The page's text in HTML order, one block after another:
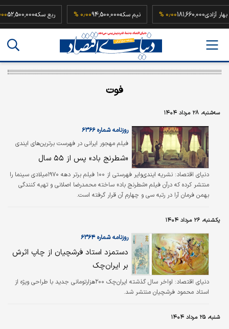
سکه بهار آزادی181,660,000 نیم سکه94,500,000 ربع سکه
فوت
سه‌شنبه، ۲۸ مرداد ۱۴۰۴
فیلم مهجور ایرانی در فهرست برترین‌های ایندی
روزنامه شماره ۶۳۶۶
«شطرنج باد» پس از ۵۵ سال
دنیای اقتصاد:
نشریه ایندی‌وایر فهرستی از ۱۰۰ فیلم برتر دهه ۱۹۷۰میلادی سینما را
منتشر کرده که درآن فیلم «شطرنج باد» ساخته محمدرضا اصلانی و تهیه کنندگی
بهمن فرمان آرا در رتبه سی و چهارم آن قرار گرفته است.
یکشنبه، ۲۶ مرداد ۱۴۰۴
روزنامه شماره ۶۳۶۴
دستمزد استاد فرشچیان از چاپ اثرش
بر ایران‌چک
دنیای اقتصاد: اواخر سال گذشته ایران‌چک ۲۰۰هزارتومانی جدید با طراحی ویژه از
استاد محمود فرشچیان منتشر شد.
شنبه، ۲۵ مرداد ۱۴۰۴